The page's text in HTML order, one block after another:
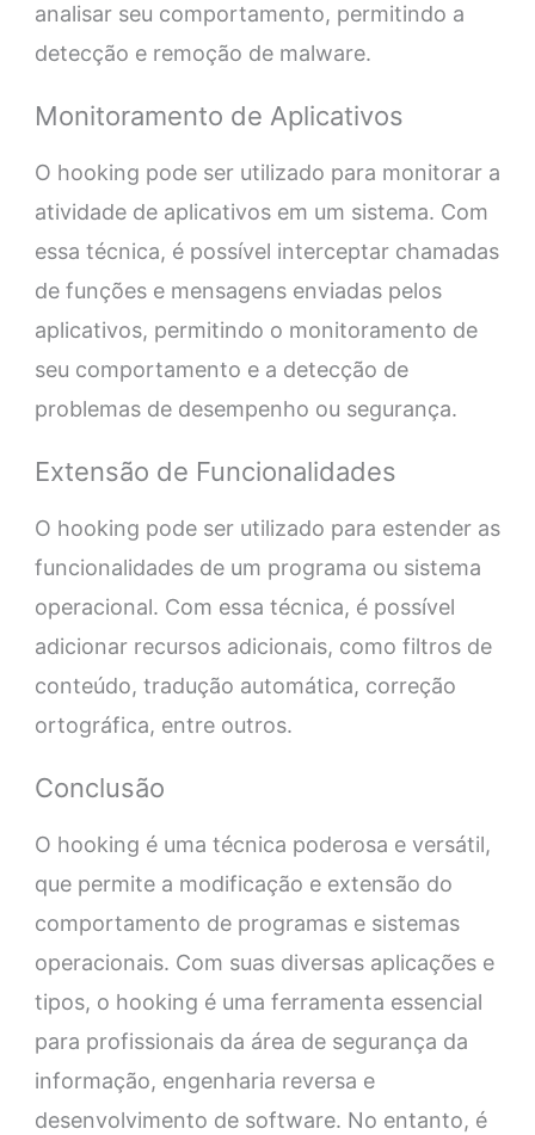
analisar seu comportamento, permitindo a
detecção e remoção de malware.
Monitoramento de Aplicativos
O hooking pode ser utilizado para monitorar a
atividade de aplicativos em um sistema. Com
essa técnica, é possível interceptar chamadas
de funções e mensagens enviadas pelos
aplicativos, permitindo o monitoramento de
seu comportamento e a detecção de
problemas de desempenho ou segurança.
Extensão de Funcionalidades
O hooking pode ser utilizado para estender as
funcionalidades de um programa ou sistema
operacional. Com essa técnica, é possível
adicionar recursos adicionais, como filtros de
conteúdo, tradução automática, correção
ortográfica, entre outros.
Conclusão
O hooking é uma técnica poderosa e versátil,
que permite a modificação e extensão do
comportamento de programas e sistemas
operacionais. Com suas diversas aplicações e
tipos, o hooking é uma ferramenta essencial
para profissionais da área de segurança da
informação, engenharia reversa e
desenvolvimento de software. No entanto, é